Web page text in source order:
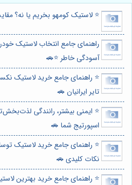
⭐️ لاستیک کومهو بخریم یا نه؟
راهنمای جامع انتخاب لاستیک
آسودگی خاطر ⭐️🚗
⭐️ راهنمای جامع خرید لاستیک
تایر ایرانیان 🚗
⭐️ ایمنی بیشتر، رانندگی
اسپورتیج شما 🚗
⭐️ راهنمای جامع خرید لاستیک
نکات کلیدی 🚗
⭐️ راهنمای جامع خرید بهترین